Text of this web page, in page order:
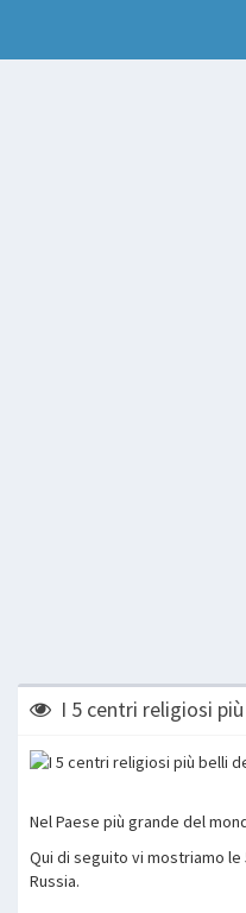
I 5 centri religiosi
Nel Paese più grande del
Qui di seguito vi mostriamo
Russia.